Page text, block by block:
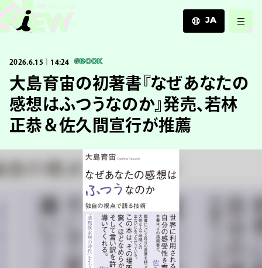
JA
ZH
2026.6.15｜14:24 #BOOK
大島育宙の初著書『なぜあなたの
感想はふつうなのか』発売、若林
正恭＆佐久間宣行が推薦